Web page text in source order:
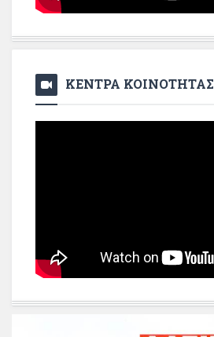
ΚΕΝΤΡΑ ΚΟΙΝΟΤΗΤΑΣ